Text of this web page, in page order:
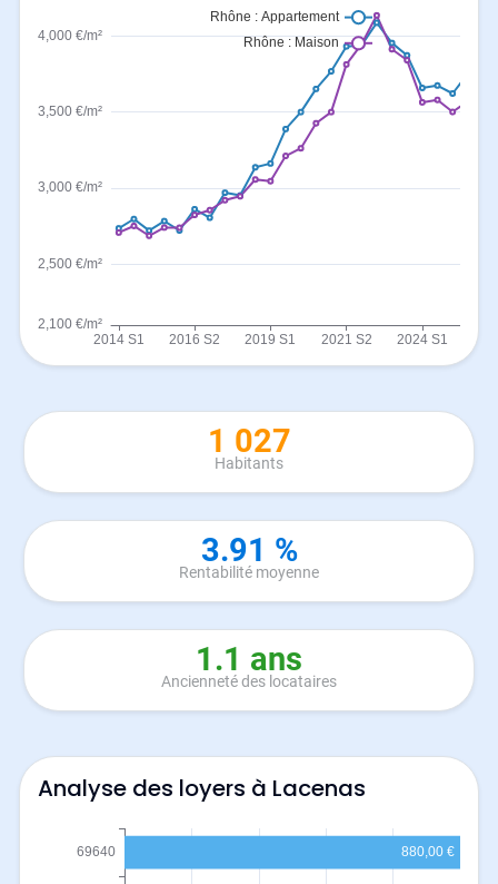
1 027
Habitants
3.91 %
Rentabilité moyenne
1.1 ans
Ancienneté des locataires
Analyse des loyers à Lacenas